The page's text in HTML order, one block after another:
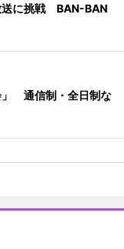
送に挑戦 BAN-BAN
」 通信制・全日制な